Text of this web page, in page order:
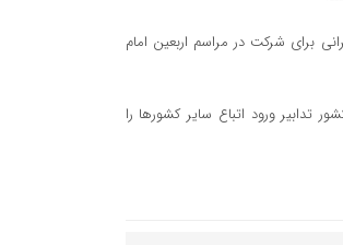
برای شرکت در مراسم اربعین امام
تدابیر ورود اتباع سایر کشورها را